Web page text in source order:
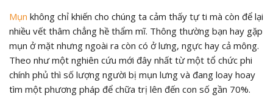
Mụn không chỉ khiến cho chúng ta cảm thấy tự ti mà còn để lại
nhiều vết thâm chẳng hề thẩm mĩ. Thông thường bạn hay gặp
mụn ở mặt nhưng ngoài ra còn có ở lưng, ngực hay cả mông.
Theo như một nghiên cứu mới đây nhất từ một tổ chức phi
chính phủ thì số lượng người bị mụn lưng và đang loay hoay
tìm một phương pháp để chữa trị lên đến con số gần 70%.